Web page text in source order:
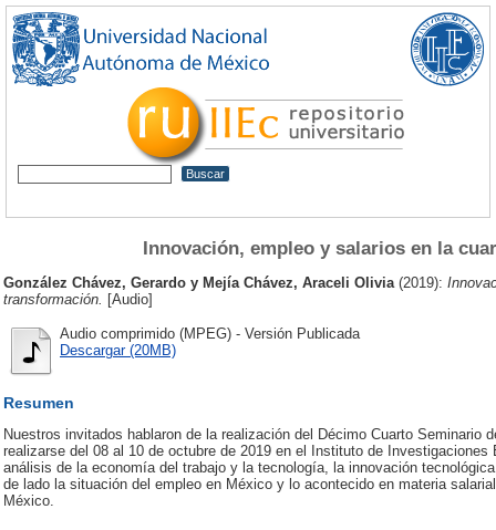
Innovación, empleo y salarios en la
González Chávez, Gerardo y Mejía Chávez, Araceli Olivia (2019):
transformación.
[Audio]
Audio comprimido (MPEG) - Versión Publicada
Descargar (20MB)
Resumen
Nuestros invitados hablaron de la realización del Décimo Cuarto Seminario
realizarse del 08 al 10 de octubre de 2019 en el Instituto de
análisis de la economía del trabajo y la tecnología, la innovación
de lado la situación del empleo en México y lo acontecido en materia
México.